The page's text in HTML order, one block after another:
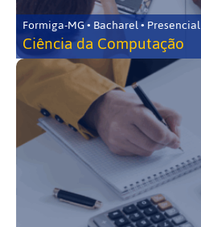
Formiga-MG • Bacharel • Presencial
Ciência da Computação